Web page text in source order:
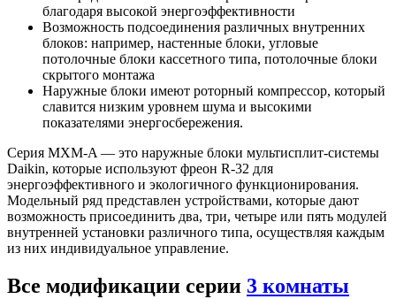
благодаря высокой энергоэффективности
Возможность подсоединения различных внутренних
блоков: например, настенные блоки, угловые
потолочные блоки кассетного типа, потолочные блоки
скрытого монтажа
Наружные блоки имеют роторный компрессор, который
славится низким уровнем шума и высокими
показателями энергосбережения.
Серия MXM-A — это наружные блоки мультисплит-системы
Daikin, которые используют фреон R-32 для
энергоэффективного и экологичного функционирования.
Модельный ряд представлен устройствами, которые дают
возможность присоединить два, три, четыре или пять модулей
внутренней установки различного типа, осуществляя каждым
из них индивидуальное управление.
Все модификации серии 3 комнаты